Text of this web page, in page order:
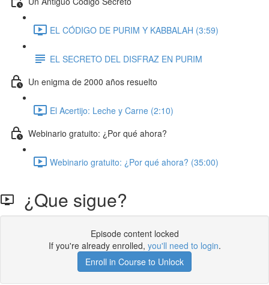
EL CÓDIGO DE PURIM Y KABBALAH (3:59)
EL SECRETO DEL DISFRAZ EN PURIM
Un enigma de 2000 años resuelto
El Acertijo: Leche y Carne (2:10)
Webinario gratuito: ¿Por qué ahora?
Webinario gratuito: ¿Por qué ahora? (35:00)
¿Que sigue?
Episode content locked
If you're already enrolled, you'll need to login.
Enroll in Course to Unlock